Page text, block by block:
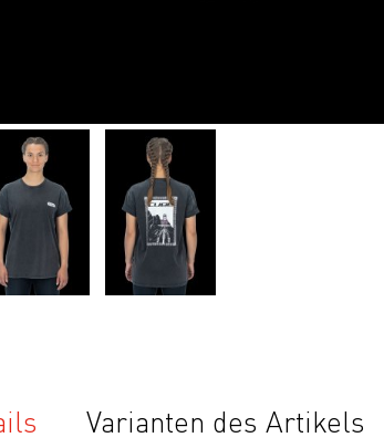
Varianten des Artikels